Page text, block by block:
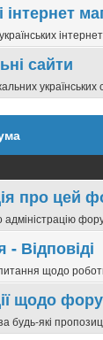
інтернет
сайти
про цей
- Відповіді
щодо
щодо
будь-які